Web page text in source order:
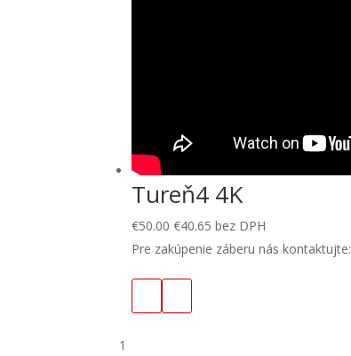
Tureň4 4K
€50.00 €40.65 bez DPH
Pre zakúpenie záberu nás kontaktujte:
1